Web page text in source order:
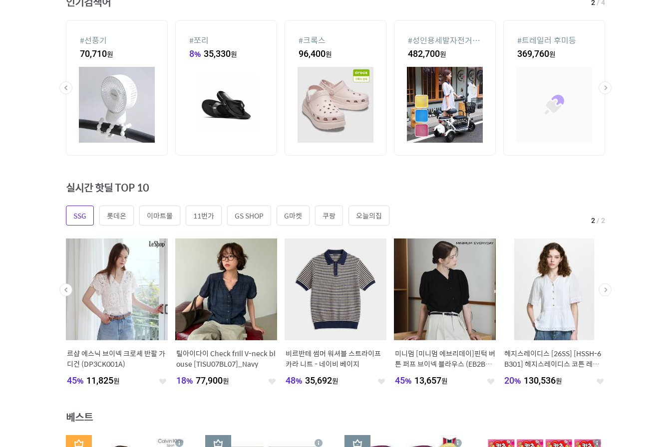
#선풍기
70,710원
#쪼리
8% 35,330원
#크록스
96,400원
#성인용세발자전거중
고
482,700원
#트레일러 후미등
369,760원
2 / 4
실시간 핫딜 TOP 10
SSG 롯데온 이마트몰 11번가 GS SHOP G마켓 쿠팡 오늘의집
좋
르샵 에스닉 브이넥 크로셰 반팔 가
디건 (DP3CK001A)
45% 11,825원 좋
틸아이다이 Check frill V-neck bl
ouse [TISU07BL07]_Navy
18% 77,900원 좋
비르반테 썸머 워셔블 스트라이프
카라 니트 - 네이비 베이지
48% 35,692원 좋
미니멈 [미니멈 에브리데이]핀턱 버
튼 퍼프 브이넥 블라우스 (EB2BA0
45% 13,657원 좋
헤지스레이디스 [26SS] [HSSH-6
B301] 헤지스레이디스 코튼 레이
20% 130,536원 좋
2 / 2
베스트
1 2 3 4